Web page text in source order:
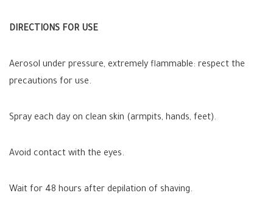
DIRECTIONS FOR USE
Aerosol under pressure, extremely flammable: respect the
precautions for use.
Spray each day on clean skin (armpits, hands, feet).
Avoid contact with the eyes.
Wait for 48 hours after depilation of shaving.